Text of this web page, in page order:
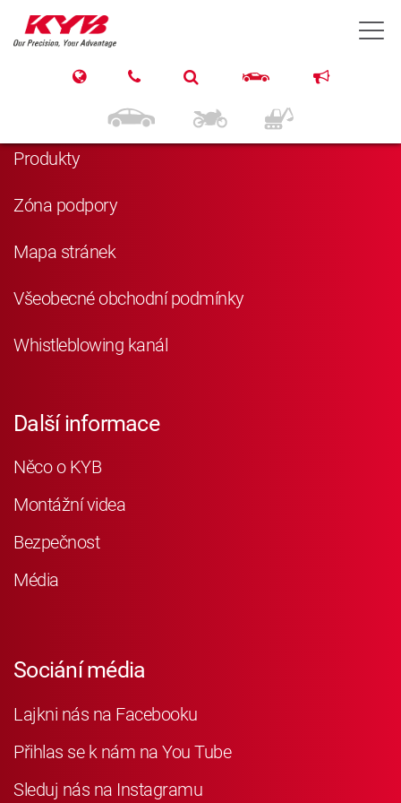
Navigace
Produkty
Zóna podpory
Mapa stránek
Všeobecné obchodní podmínky
Whistleblowing kanál
Další informace
Něco o KYB
Montážní videa
Bezpečnost
Média
Sociání média
Lajkni nás na Facebooku
Přihlas se k nám na You Tube
Sleduj nás na Instagramu